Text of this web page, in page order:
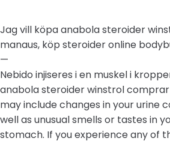
Jag vill köpa anabola steroider
manaus, köp steroider online
—
Nebido injiseres i en muskel i
anabola steroider winstrol comprar
may include changes in your urine
well as unusual smells or tastes in
stomach. If you experience any of